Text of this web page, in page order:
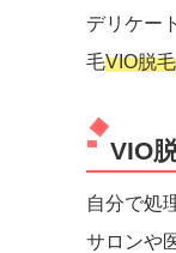
デリケー
毛VIO脱毛
VIO
自分で処
サロンや